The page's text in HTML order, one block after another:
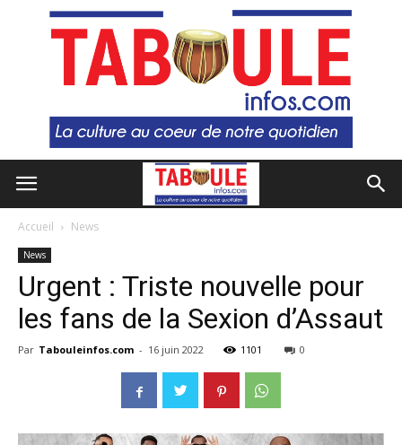
Accueil News
News
Urgent : Triste nouvelle pour
les fans de la Sexion d’Assaut
Par Tabouleinfos.com - 16 juin 2022 1101 0